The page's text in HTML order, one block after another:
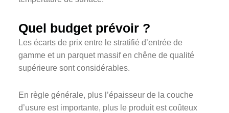
Quel budget prévoir ?
Les écarts de prix entre le stratifié d’entrée de
gamme et un parquet massif en chêne de qualité
supérieure sont considérables.
En règle générale, plus l’épaisseur de la couche
d’usure est importante, plus le produit est coûteux